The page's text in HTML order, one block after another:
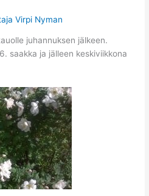
Virpi Nyman
juhannuksen jälkeen.
saakka ja jälleen keskiviikkona